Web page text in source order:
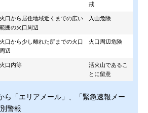
戒
火口から居住地域近くまでの広い
範囲の火口周辺
入山危険
火口から少し離れた所までの火口
周辺
火口周辺危険
火口内等
活火山であるこ
とに留意
ら「エリアメール」、「緊急速報メー
警報